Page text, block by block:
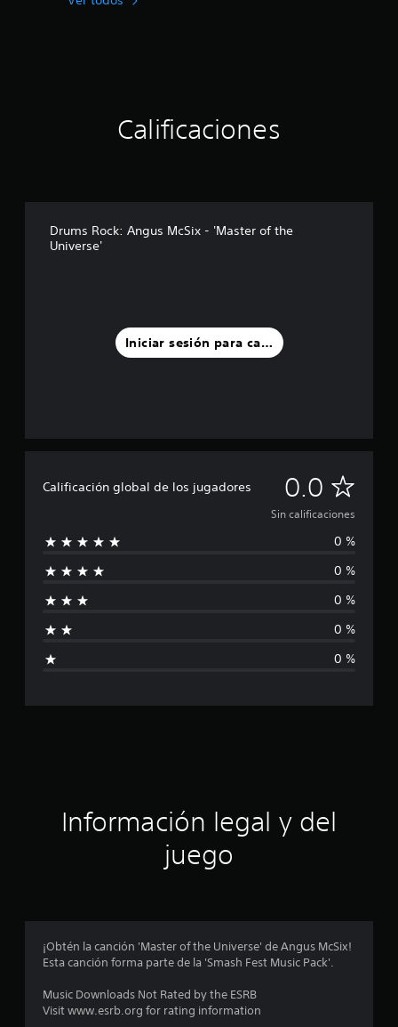
Calificaciones
Drums Rock: Angus McSix - 'Master of the
Universe'
Iniciar sesión para calificar
Calificación global de los jugadores 0.0 S
i
n
c
a
f
a
o
n
Sin calificaciones
0 %
0 %
0 %
0 %
0 %
Información legal y del
juego
¡Obtén la canción 'Master of the Universe' de Angus McSix!
Esta canción forma parte de la 'Smash Fest Music Pack'.
Music Downloads Not Rated by the ESRB
Visit www.esrb.org for rating information